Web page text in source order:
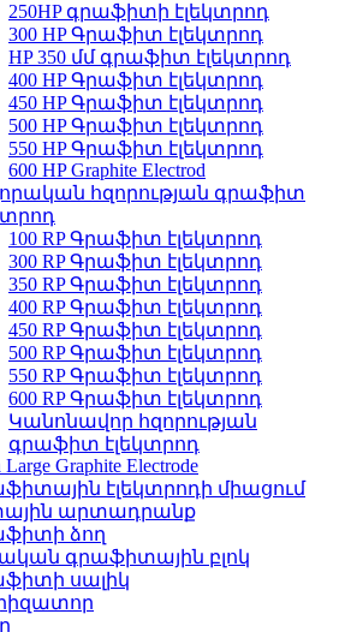
250HP գրաֆիտի էլեկտրոդ
300 HP Գրաֆիտ էլեկտրոդ
HP 350 մմ գրաֆիտ էլեկտրոդ
400 HP Գրաֆիտ էլեկտրոդ
450 HP Գրաֆիտ էլեկտրոդ
500 HP Գրաֆիտ էլեկտրոդ
550 HP Գրաֆիտ էլեկտրոդ
600 HP Graphite Electrod
հզորության գրաֆիտ
100 RP Գրաֆիտ էլեկտրոդ
300 RP Գրաֆիտ էլեկտրոդ
350 RP Գրաֆիտ էլեկտրոդ
400 RP Գրաֆիտ էլեկտրոդ
450 RP Գրաֆիտ էլեկտրոդ
500 RP Գրաֆիտ էլեկտրոդ
550 RP Գրաֆիտ էլեկտրոդ
600 RP Գրաֆիտ էլեկտրոդ
Կանոնավոր հզորության
գրաֆիտ էլեկտրոդ
Large Graphite Electrode
էլեկտրոդի միացում
արտադրանք
ձող
գրաֆիտային բլոկ
սալիկ